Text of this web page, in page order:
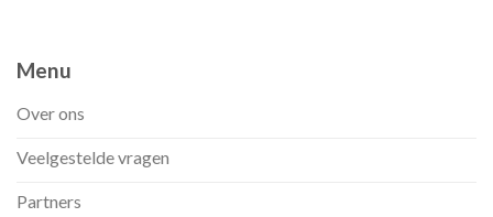
Menu
Over ons
Veelgestelde vragen
Partners